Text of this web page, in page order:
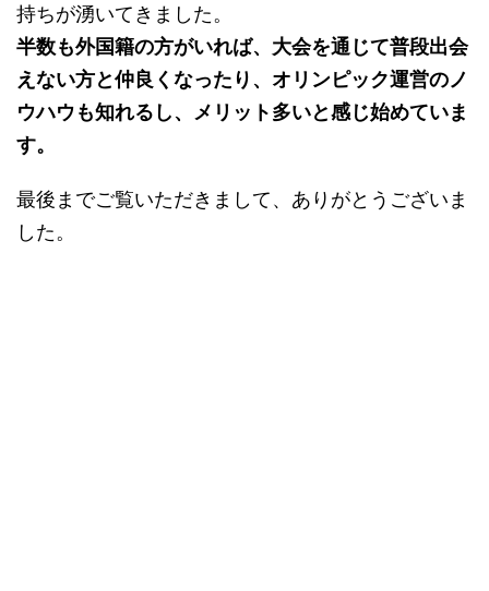
持ちが湧いてきました。
半数も外国籍の方がいれば、大会を通じて普段出会
えない方と仲良くなったり、オリンピック運営のノ
ウハウも知れるし、メリット多いと感じ始めていま
す。
最後までご覧いただきまして、ありがとうございま
した。